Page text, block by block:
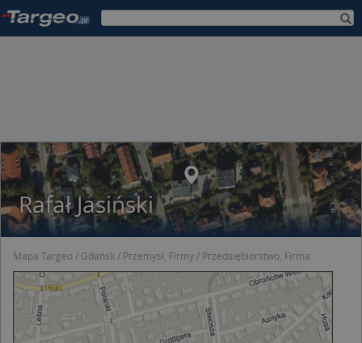
Rafał Jasiński
Mapa Targeo Gdańsk Przemysł, Firmy Przedsiębiorstwo, Firma